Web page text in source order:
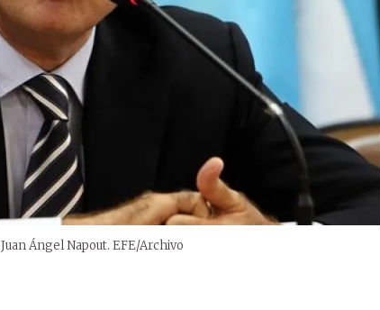
Ángel Napout. EFE/Archivo